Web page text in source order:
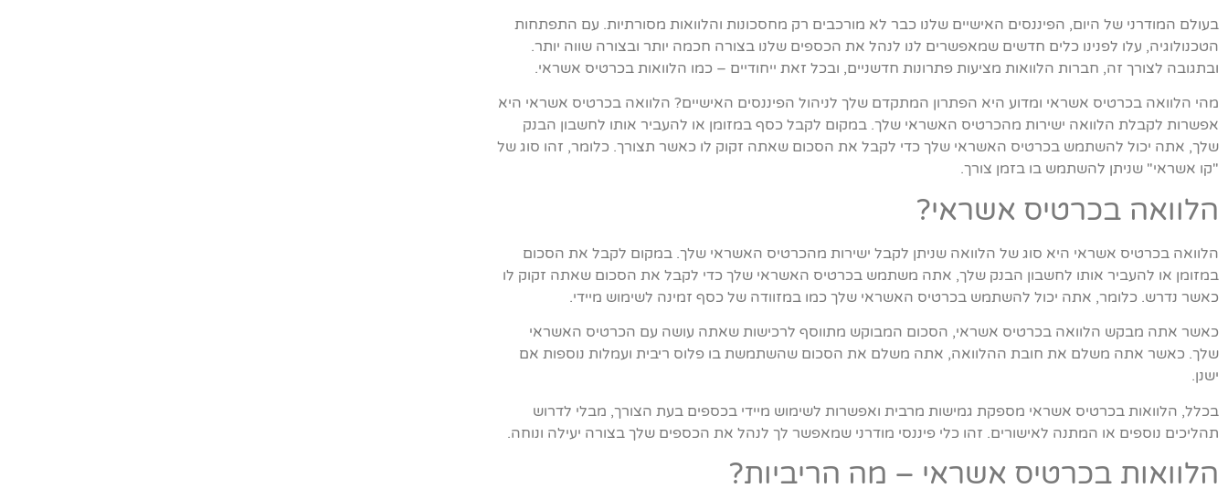
בעולם המודרני של היום, הפיננסים האישיים שלנו כבר לא מורכבים רק מחסכונות והלוואות מסורתיות. עם התפתחות
הטכנולוגיה, עלו לפנינו כלים חדשים שמאפשרים לנו לנהל את הכספים שלנו בצורה חכמה יותר ובצורה שווה יותר.
ובתגובה לצורך זה, חברות הלוואות מציעות פתרונות חדשניים, ובכל זאת ייחודיים – כמו הלוואות בכרטיס אשראי.
מהי הלוואה בכרטיס אשראי ומדוע היא הפתרון המתקדם שלך לניהול הפיננסים האישיים? הלוואה בכרטיס אשראי היא
אפשרות לקבלת הלוואה ישירות מהכרטיס האשראי שלך. במקום לקבל כסף במזומן או להעביר אותו לחשבון הבנק
שלך, אתה יכול להשתמש בכרטיס האשראי שלך כדי לקבל את הסכום שאתה זקוק לו כאשר תצורך. כלומר, זהו סוג של
"קו אשראי" שניתן להשתמש בו בזמן צורך.
הלוואה בכרטיס אשראי?
הלוואה בכרטיס אשראי היא סוג של הלוואה שניתן לקבל ישירות מהכרטיס האשראי שלך. במקום לקבל את הסכום
במזומן או להעביר אותו לחשבון הבנק שלך, אתה משתמש בכרטיס האשראי שלך כדי לקבל את הסכום שאתה זקוק לו
כאשר נדרש. כלומר, אתה יכול להשתמש בכרטיס האשראי שלך כמו במזוודה של כסף זמינה לשימוש מיידי.
כאשר אתה מבקש הלוואה בכרטיס אשראי, הסכום המבוקש מתווסף לרכישות שאתה עושה עם הכרטיס האשראי
שלך. כאשר אתה משלם את חובת ההלוואה, אתה משלם את הסכום שהשתמשת בו פלוס ריבית ועמלות נוספות אם
ישנן.
בכלל, הלוואות בכרטיס אשראי מספקת גמישות מרבית ואפשרות לשימוש מיידי בכספים בעת הצורך, מבלי לדרוש
תהליכים נוספים או המתנה לאישורים. זהו כלי פיננסי מודרני שמאפשר לך לנהל את הכספים שלך בצורה יעילה ונוחה.
הלוואות בכרטיס אשראי – מה הריביות?